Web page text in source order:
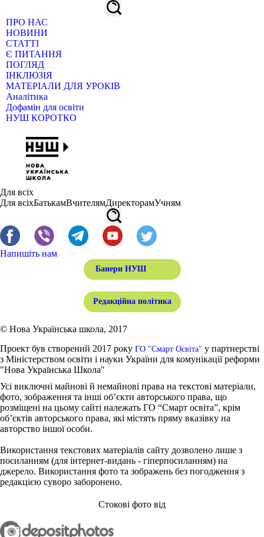
ПРО НАС
НОВИНИ
СТАТТІ
Є ПИТАННЯ
ПОГЛЯД
ІНКЛЮЗІЯ
МАТЕРІАЛИ ДЛЯ УРОКІВ
Аналітика
Дофамін для освіти
НУШ КОРОТКО
Для всіх
Для всіхБатькамВчителямДиректорамУчням
Напишіть нам
Банери НУШ
Редакційна політика
© Нова Українська школа, 2017
Проект був створений 2017 року ГО "Смарт Освіта" у партнерстві
з Міністерством освіти і науки України для комунікації реформи
"Нова Українська Школа"
Усі виключні майнові й немайнові права на текстові матеріали,
фото, зображення та інші об’єкти авторського права, що
розміщені на цьому сайті належать ГО “Смарт освіта”, крім
об’єктів авторського права, які містять пряму вказівку на
авторство іншої особи.
Використання текстових матеріалів сайту дозволено лише з
посиланням (для інтернет-видань - гіперпосиланням) на
джерело. Використання фото та зображень без погодження з
редакцією суворо заборонено.
Стокові фото від